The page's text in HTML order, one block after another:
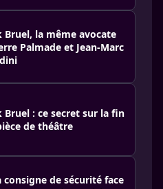
Bruel, la même avocate
Palmade et Jean-Marc
Bruel : ce secret sur la fin
de théâtre
consigne de sécurité face